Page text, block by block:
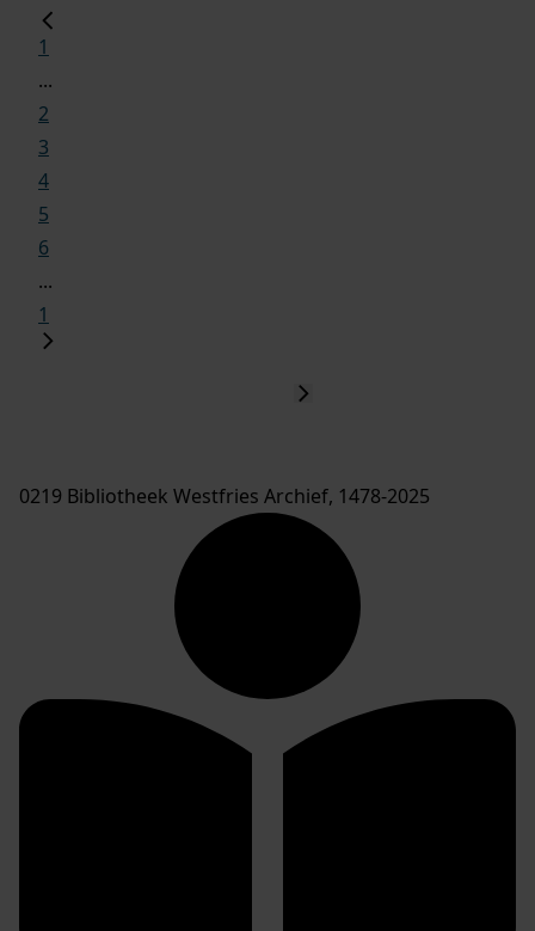
1
...
2
3
4
5
6
...
1
0219 Bibliotheek Westfries Archief, 1478-2025